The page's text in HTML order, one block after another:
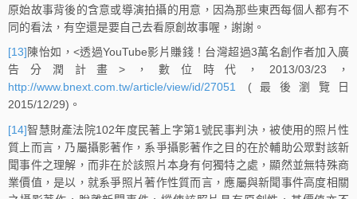
原始故事背後的含意或導演拍攝的用意，因為那些東西每個人都­有不
同的看法，有空還是要自己去看原創故事喔，謝謝。
[13]陳怡如，<透過YouTube影片賺錢！台灣超過3萬名創作者加入廣
告分潤計畫>，數位時代，2013/03/23，
http://www.bnext.com.tw/article/view/id/27051 (最後瀏覽日
2015/12/29)。
[14]智慧財產法院102年度民著上字第1號民事判決，被使用的照片性
質上而言，乃屬攝影著作，系爭攝影著作之目的在於輔助公眾對該新
聞事件之理解，而非在於該照片本身有何獨特之處，顯然並無特殊商
業價值，是以，就系爭照片著作性質而言，應屬與新聞事件高度相關